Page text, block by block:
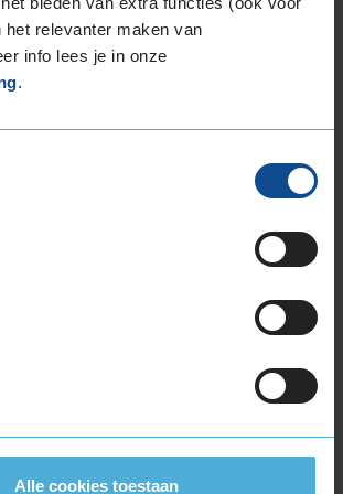
relevanter maken van
info lees je in onze
.
Alle cookies toestaan
B
met het EU
label D, wat overeen komt
met een C-label, wat betekent dat
grip heeft bij natte
een extern rolgeluid van 72 dB
wat betekent dat deze band
heeft.